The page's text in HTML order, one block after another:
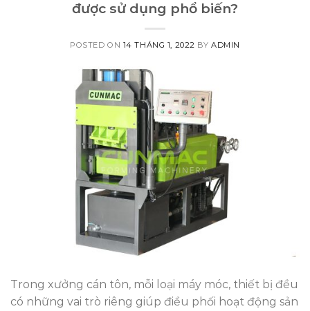
được sử dụng phổ biến?
POSTED ON 14 THÁNG 1, 2022 BY ADMIN
Trong xưởng cán tôn, mỗi loại máy móc, thiết bị đều
có những vai trò riêng giúp điều phối hoạt động sản